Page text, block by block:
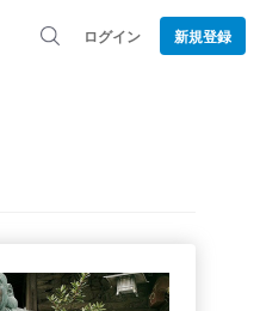
ログイン 新規登録